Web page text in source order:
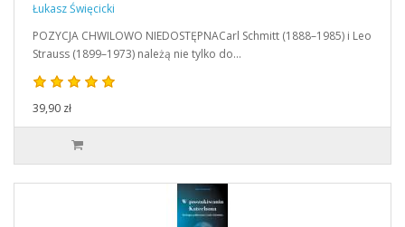
Łukasz Święcicki
POZYCJA CHWILOWO NIEDOSTĘPNACarl Schmitt (1888–1985) i Leo
Strauss (1899–1973) należą nie tylko do…
39,90 zł